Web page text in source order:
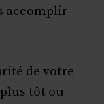
accomplir
de votre
tôt ou